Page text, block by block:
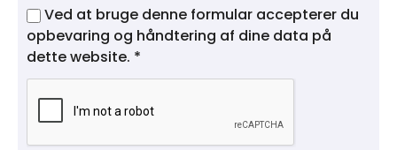
Ved at bruge denne formular accepterer du
opbevaring og håndtering af dine data på
dette website. *